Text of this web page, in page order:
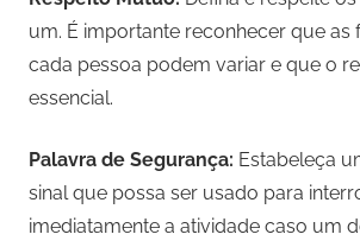
um. É importante reconhecer que as
cada pessoa podem variar e que o
essencial.
Palavra de Segurança: Estabeleça
sinal que possa ser usado para
imediatamente a atividade caso um